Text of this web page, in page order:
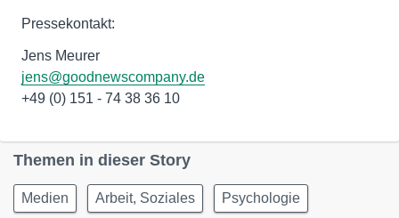
Pressekontakt:
Jens Meurer
jens@goodnewscompany.de
+49 (0) 151 - 74 38 36 10
Themen in dieser Story
Medien Arbeit, Soziales Psychologie